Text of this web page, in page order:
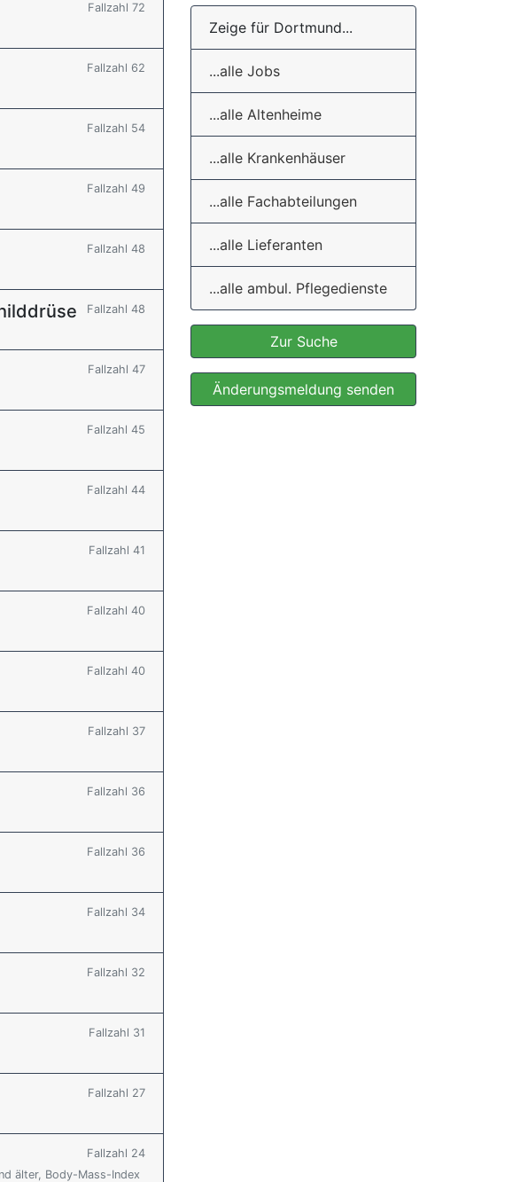
Fallzahl 72
Fallzahl 62
Fallzahl 54
Fallzahl 49
Fallzahl 48
Fallzahl 48
Fallzahl 47
Fallzahl 45
Fallzahl 44
Fallzahl 41
Fallzahl 40
Fallzahl 40
Fallzahl 37
Fallzahl 36
Fallzahl 36
Fallzahl 34
Fallzahl 32
Fallzahl 31
Fallzahl 27
Fallzahl 24
älter, Body-Mass-Index
Zeige für Dortmund...
...alle Jobs
...alle Altenheime
...alle Krankenhäuser
...alle Fachabteilungen
...alle Lieferanten
...alle ambul. Pflegedienste
Zur Suche
Änderungsmeldung senden